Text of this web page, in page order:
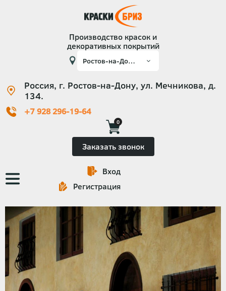
Производство красок и
декоративных покрытий
Россия, г. Ростов-на-Дону, ул. Мечникова, д.
134.
+7 928 296-19-64
0
Заказать звонок
Основная
навигация
Вход
Регистрация